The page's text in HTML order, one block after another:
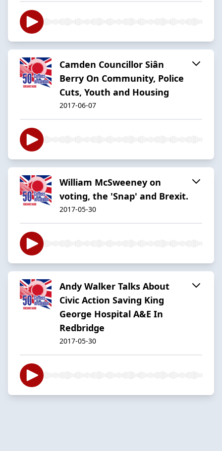
Camden Councillor Siân
Berry On Community, Police
Cuts, Youth and Housing
2017-06-07
William McSweeney on
voting, the 'Snap' and Brexit.
2017-05-30
Andy Walker Talks About
Civic Action Saving King
George Hospital A&E In
Redbridge
2017-05-30